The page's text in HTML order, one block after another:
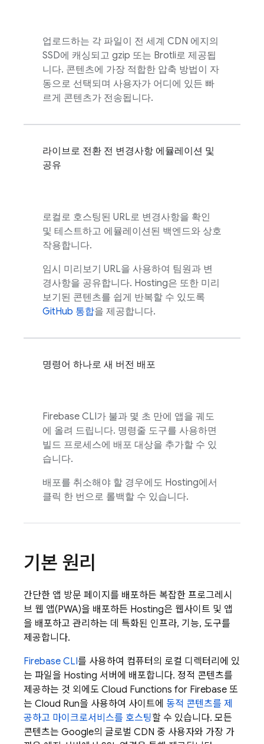
업로드하는 각 파일이 전 세계 CDN 에지의
SSD에 캐싱되고 gzip 또는 Brotli로 제공됩
니다. 콘텐츠에 가장 적합한 압축 방법이 자
동으로 선택되며 사용자가 어디에 있든 빠
르게 콘텐츠가 전송됩니다.
라이브로 전환 전 변경사항 에뮬레이션 및
공유
로컬로 호스팅된 URL로 변경사항을 확인
및 테스트하고 에뮬레이션된 백엔드와 상호
작용합니다.
임시 미리보기 URL을 사용하여 팀원과 변
경사항을 공유합니다. Hosting은 또한 미리
보기된 콘텐츠를 쉽게 반복할 수 있도록
GitHub 통합을 제공합니다.
명령어 하나로 새 버전 배포
Firebase CLI가 불과 몇 초 만에 앱을 궤도
에 올려 드립니다. 명령줄 도구를 사용하면
빌드 프로세스에 배포 대상을 추가할 수 있
습니다.
배포를 취소해야 할 경우에도 Hosting에서
클릭 한 번으로 롤백할 수 있습니다.
기본 원리
간단한 앱 방문 페이지를 배포하든 복잡한 프로그레시
브 웹 앱(PWA)을 배포하든 Hosting은 웹사이트 및 앱
을 배포하고 관리하는 데 특화된 인프라, 기능, 도구를
제공합니다.
Firebase CLI를 사용하여 컴퓨터의 로컬 디렉터리에 있
는 파일을 Hosting 서버에 배포합니다. 정적 콘텐츠를
제공하는 것 외에도 Cloud Functions for Firebase 또
는 Cloud Run을 사용하여 사이트에 동적 콘텐츠를 제
공하고 마이크로서비스를 호스팅할 수 있습니다. 모든
콘텐츠는 Google의 글로벌 CDN 중 사용자와 가장 가